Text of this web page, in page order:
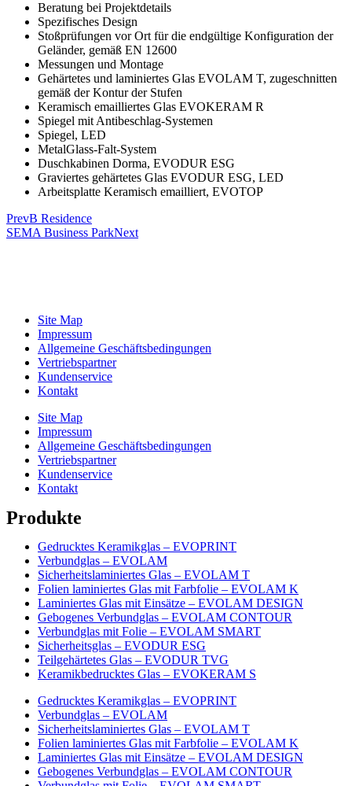
Beratung bei Projektdetails
Spezifisches Design
Stoßprüfungen vor Ort für die endgültige Konfiguration der
Geländer, gemäß EN 12600
Messungen und Montage
Gehärtetes und laminiertes Glas EVOLAM T, zugeschnitten
gemäß der Kontur der Stufen
Keramisch emailliertes Glas EVOKERAM R
Spiegel mit Antibeschlag-Systemen
Spiegel, LED
MetalGlass-Falt-System
Duschkabinen Dorma, EVODUR ESG
Graviertes gehärtetes Glas EVODUR ESG, LED
Arbeitsplatte Keramisch emailliert, EVOTOP
PrevB Residence
SEMA Business ParkNext
Site Map
Impressum
Allgemeine Geschäftsbedingungen
Vertriebspartner
Kundenservice
Kontakt
Site Map
Impressum
Allgemeine Geschäftsbedingungen
Vertriebspartner
Kundenservice
Kontakt
Produkte
Gedrucktes Keramikglas – EVOPRINT
Verbundglas – EVOLAM
Sicherheitslaminiertes Glas – EVOLAM T
Folien laminiertes Glas mit Farbfolie – EVOLAM K
Laminiertes Glas mit Einsätze – EVOLAM DESIGN
Gebogenes Verbundglas – EVOLAM CONTOUR
Verbundglas mit Folie – EVOLAM SMART
Sicherheitsglas – EVODUR ESG
Teilgehärtetes Glas – EVODUR TVG
Keramikbedrucktes Glas – EVOKERAM S
Gedrucktes Keramikglas – EVOPRINT
Verbundglas – EVOLAM
Sicherheitslaminiertes Glas – EVOLAM T
Folien laminiertes Glas mit Farbfolie – EVOLAM K
Laminiertes Glas mit Einsätze – EVOLAM DESIGN
Gebogenes Verbundglas – EVOLAM CONTOUR